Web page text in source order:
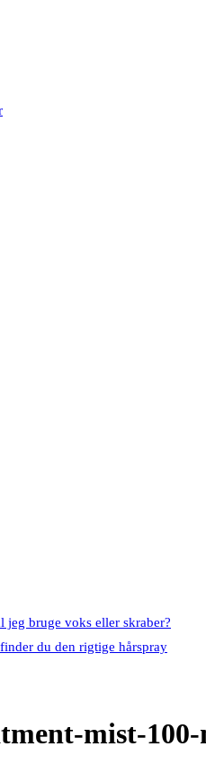
jeg bruge voks eller skraber?
du den rigtige hårspray
mist-100-